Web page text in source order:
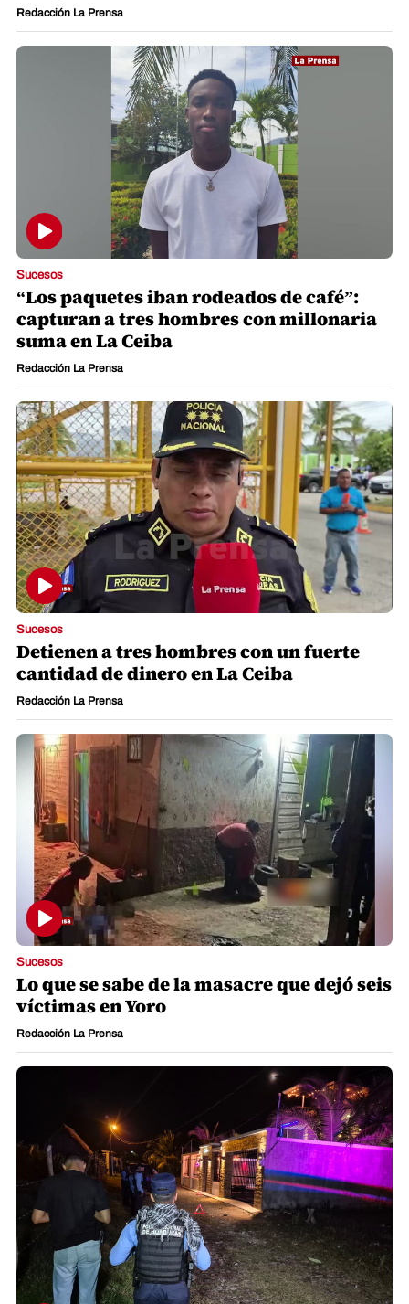
Redacción La Prensa
Sucesos
“Los paquetes iban rodeados de café”:
capturan a tres hombres con millonaria
suma en La Ceiba
Redacción La Prensa
Sucesos
Detienen a tres hombres con un fuerte
cantidad de dinero en La Ceiba
Redacción La Prensa
Sucesos
Lo que se sabe de la masacre que dejó seis
víctimas en Yoro
Redacción La Prensa